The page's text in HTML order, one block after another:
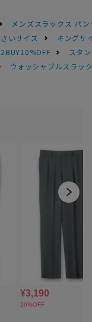
メンズスラックス パン
いサイズ
キングサ
スタ
ウォッシャブルスラッ